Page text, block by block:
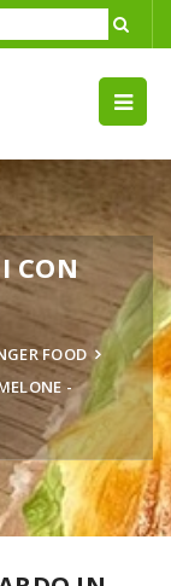
CON
FOOD
-